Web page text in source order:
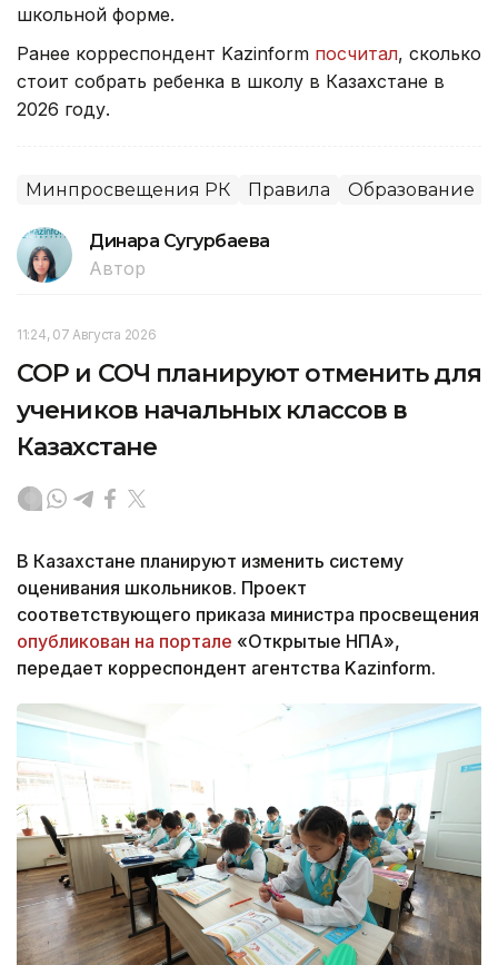
школьной форме.
Ранее корреспондент Kazinform посчитал, сколько
стоит собрать ребенка в школу в Казахстане в
2026 году.
Минпросвещения РК Правила Образование
Динара Сугурбаева
Автор
11:24, 07 Августа 2026
СОР и СОЧ планируют отменить для
учеников начальных классов в
Казахстане
В Казахстане планируют изменить систему
оценивания школьников. Проект
соответствующего приказа министра просвещения
опубликован на портале «Открытые НПА»,
передает корреспондент агентства Kazinform.